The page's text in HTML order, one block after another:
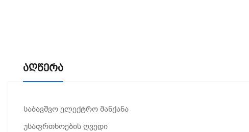
Აღწერა
საბავშვო ელექტრო მანქანა
უსაფრთხოების ღვედი